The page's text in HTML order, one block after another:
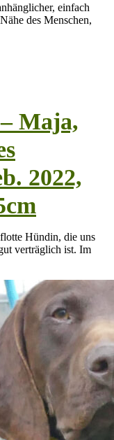
einfach
des Menschen,
Maja,
2022,
Hündin, die uns
verträglich ist. Im